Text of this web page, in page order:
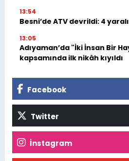
13:54
Besni’de ATV devrildi: 4 yaralı
13:05
Adıyaman’da "İki İnsan Bir
kapsamında ilk nikâh kıyıldı
Facebook
Twitter
İnstagram